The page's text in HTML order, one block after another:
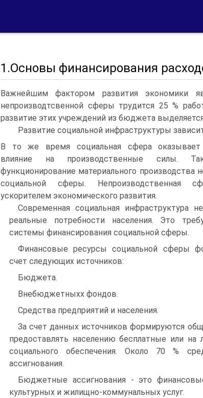
1.Основы финансирования
Важнейшим фактором развития экономики
непроизводтсвенной сферы трудится 25 %
развитие этих учреждений из бюджета
Развитие социальной инфраструктуры
В то же время социальная сфера оказывает
влияние на производственные силы.
функционирование материального производства
социальной сферы. Непроизводственная
ускорителем экономического развития.
Современная социальная инфраструктура
реальные потребности населения. Это
системы финансирования социальной сферы.
Финансовые ресурсы социальной сферы
счет следующих источников:
Бюджета.
Внебюджетныхх фондов.
Средства предприятий и населения.
За счет данных источников формируются
предоставлять населению бесплатные или на
социального обеспечения. Около 70 %
ассигнования.
Бюджетные ассигнования - это
культурных и жилищно-коммунальных услуг.